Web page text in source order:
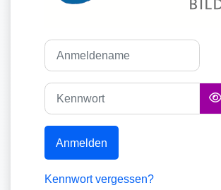
Anmeldename
Kennwort
Anmelden
Kennwort vergessen?